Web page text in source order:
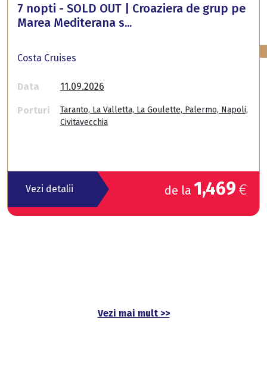
7 nopti - SOLD OUT | Croaziera de grup pe
Marea Mediterana s...
Costa Cruises
Data 11.09.2026
Porturi
Taranto, La Valletta, La Goulette, Palermo, Napoli,
Civitavecchia
Vezi detalii de la 1,469 €
Vezi mai mult >>